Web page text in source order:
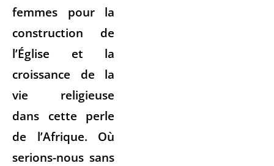
femmes pour la
construction de
l’Église et la
croissance de la
vie religieuse
dans cette perle
de l’Afrique. Où
serions-nous sans